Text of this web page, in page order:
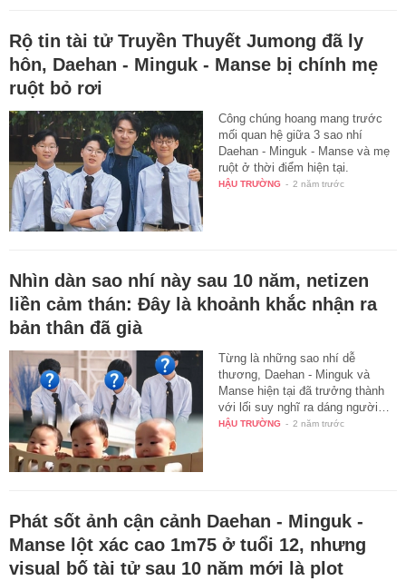
Rộ tin tài tử Truyền Thuyết Jumong đã ly
hôn, Daehan - Minguk - Manse bị chính mẹ
ruột bỏ rơi
Công chúng hoang mang trước
mối quan hệ giữa 3 sao nhí
Daehan - Minguk - Manse và mẹ
ruột ở thời điểm hiện tại.
HẬU TRƯỜNG - 2 năm trước
Nhìn dàn sao nhí này sau 10 năm, netizen
liền cảm thán: Đây là khoảnh khắc nhận ra
bản thân đã già
Từng là những sao nhí dễ
thương, Daehan - Minguk và
Manse hiện tại đã trưởng thành
với lối suy nghĩ ra dáng người…
HẬU TRƯỜNG - 2 năm trước
Phát sốt ảnh cận cảnh Daehan - Minguk -
Manse lột xác cao 1m75 ở tuổi 12, nhưng
visual bố tài tử sau 10 năm mới là plot